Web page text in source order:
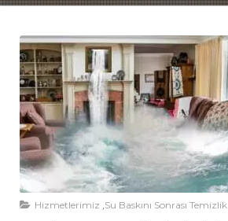
Hizmetlerimiz ,Su Baskını Sonrası Temizlik